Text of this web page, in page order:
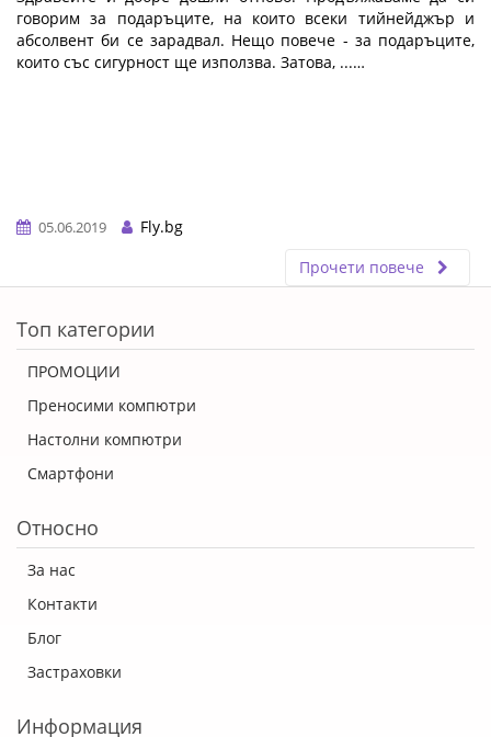
говорим за подаръците, на които всеки тийнейджър и
абсолвент би се зарадвал. Нещо повече - за подаръците,
които със сигурност ще използва. Затова, ...…
05.06.2019
Fly.bg
Прочети повече
Топ категории
ПРОМОЦИИ
Преносими компютри
Настолни компютри
Смартфони
Относно
За нас
Контакти
Блог
Застраховки
Информация